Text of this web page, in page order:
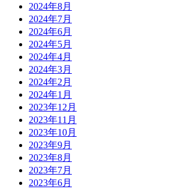
2024年8月
2024年7月
2024年6月
2024年5月
2024年4月
2024年3月
2024年2月
2024年1月
2023年12月
2023年11月
2023年10月
2023年9月
2023年8月
2023年7月
2023年6月